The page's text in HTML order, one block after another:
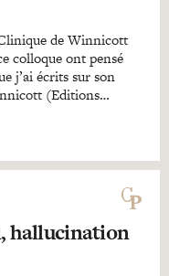
de Winnicott
colloque ont pensé
j’ai écrits sur son
(Editions…
hallucination